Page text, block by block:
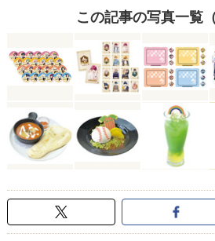
この記事の写真一覧